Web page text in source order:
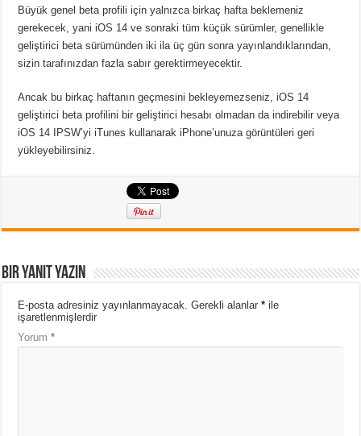
Büyük genel beta profili için yalnızca birkaç hafta beklemeniz
gerekecek, yani iOS 14 ve sonraki tüm küçük sürümler, genellikle
geliştirici beta sürümünden iki ila üç gün sonra yayınlandıklarından,
sizin tarafınızdan fazla sabır gerektirmeyecektir.
Ancak bu birkaç haftanın geçmesini bekleyemezseniz, iOS 14
geliştirici beta profilini bir geliştirici hesabı olmadan da indirebilir veya
iOS 14 IPSW’yi iTunes kullanarak iPhone’unuza görüntüleri geri
yükleyebilirsiniz.
Bir yanıt yazın
E-posta adresiniz yayınlanmayacak. Gerekli alanlar* ile
işaretlenmişlerdir
Yorum*